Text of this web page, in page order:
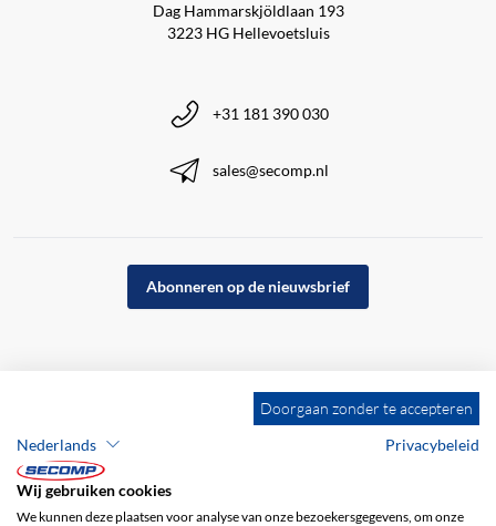
Dag Hammarskjöldlaan 193
3223 HG Hellevoetsluis
+31 181 390 030
sales@secomp.nl
Abonneren op de nieuwsbrief
Doorgaan zonder te accepteren
Nederlands
Privacybeleid
Wij gebruiken cookies
We kunnen deze plaatsen voor analyse van onze bezoekersgegevens, om onze